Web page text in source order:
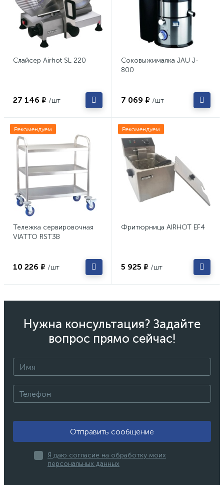
Слайсер Airhot SL 220
27 146 ₽ /шт
Соковыжималка JAU J-
800
7 069 ₽ /шт
Рекомендуем
Тележка сервировочная
VIATTO RST3B
10 226 ₽ /шт
Рекомендуем
Фритюрница AIRHOT EF4
5 925 ₽ /шт
Нужна консультация? Задайте
вопрос прямо сейчас!
Отправить сообщение
Я даю согласие на обработку моих
персональных данных